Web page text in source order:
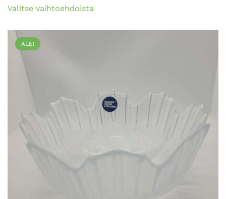
Valitse vaihtoehdoistatuotteella
tuotteen
sivulla.
ALE!